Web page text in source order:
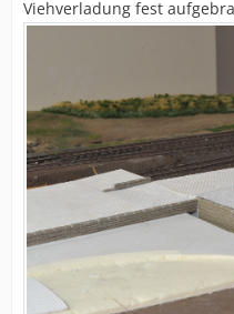
Viehverladung fest